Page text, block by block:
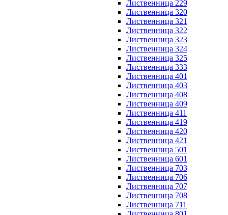
Лиственница 229
Лиственница 320
Лиственница 321
Лиственница 322
Лиственница 323
Лиственница 324
Лиственница 325
Лиственница 333
Лиственница 401
Лиственница 403
Лиственница 408
Лиственница 409
Лиственница 411
Лиственница 419
Лиственница 420
Лиственница 421
Лиственница 501
Лиственница 601
Лиственница 703
Лиственница 706
Лиственница 707
Лиственница 708
Лиственница 711